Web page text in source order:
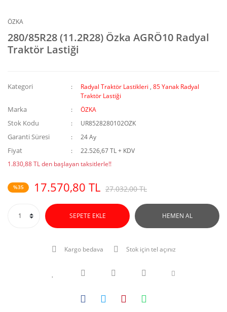
ÖZKA
280/85R28 (11.2R28) Özka AGRÖ10 Radyal
Traktör Lastiği
Kategori Radyal Traktör Lastikleri ,85 Yanak Radyal
Traktör Lastiği
Marka ÖZKA
Stok Kodu UR8528280102OZK
Garanti Süresi 24 Ay
Fiyat
22.526,67 TL + KDV
1.830,88 TL den başlayan taksitlerle!!
%35 17.570,80 TL 27.032,00 TL
SEPETE EKLE HEMEN AL
Kargo bedava Stok için tel açınız